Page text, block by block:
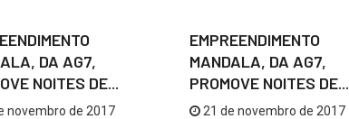
DA AG7,
NOITES DE...
novembro de 2017
EMPREENDIMENTO
MANDALA, DA AG7,
PROMOVE NOITES DE...
21 de novembro de 2017